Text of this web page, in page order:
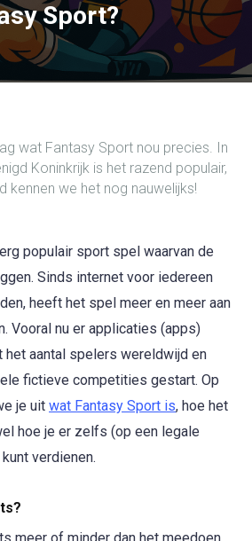
Sport?
wat Fantasy Sport nou precies. In
Koninkrijk is het razend populair,
kennen we het nog nauwelijks!
populair sport spel waarvan de
Sinds internet voor iedereen
heeft het spel meer en meer aan
Vooral nu er applicaties (apps)
aantal spelers wereldwijd en
fictieve competities gestart. Op
je uit wat Fantasy Sport is, hoe het
hoe je er zelfs (op een legale
verdienen.